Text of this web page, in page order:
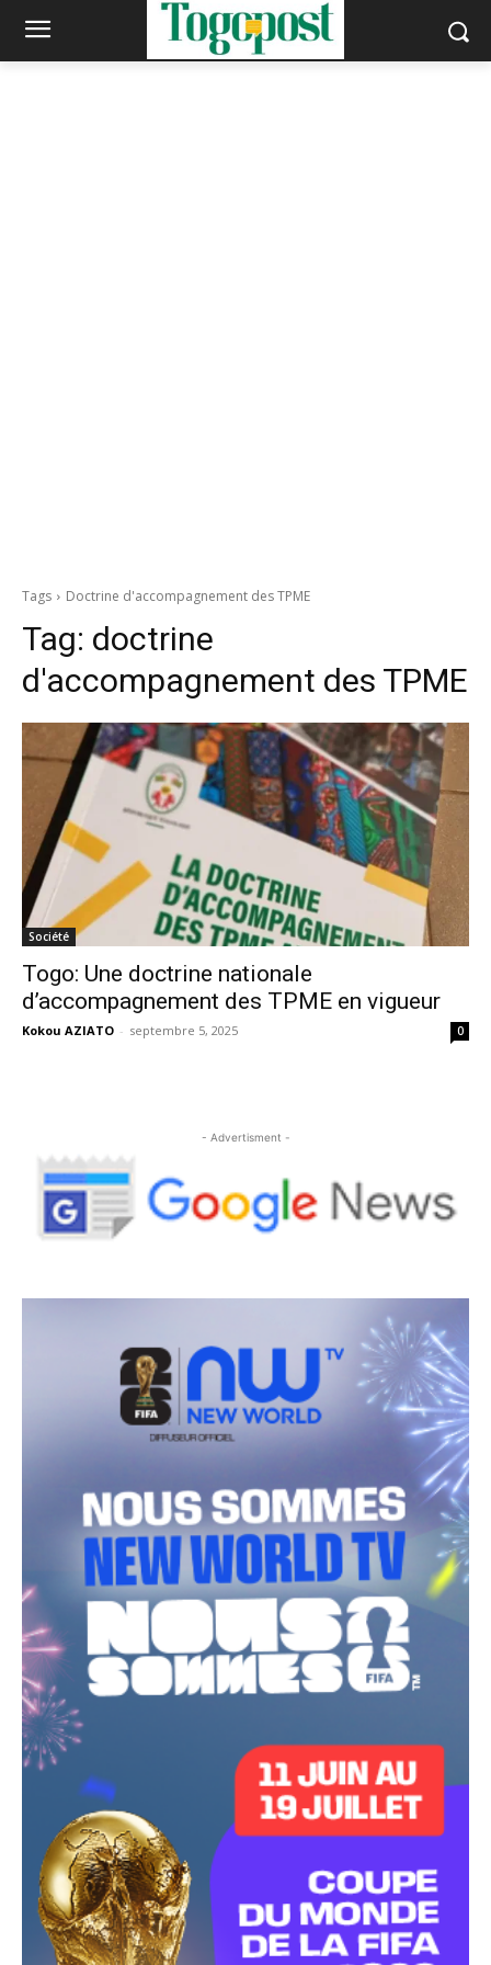
Tags Doctrine d'accompagnement des TPME
Tag: doctrine
d'accompagnement des TPME
Société
Togo: Une doctrine nationale
d’accompagnement des TPME en vigueur
Kokou AZIATO - septembre 5, 2025 0
- Advertisment -